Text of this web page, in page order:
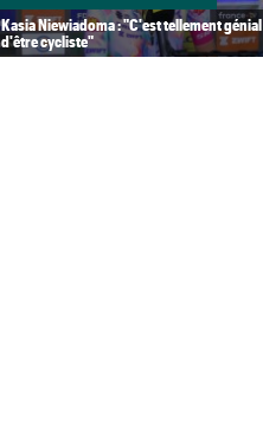
Kasia Niewiadoma : "C'est tellement génial
d'être cycliste"